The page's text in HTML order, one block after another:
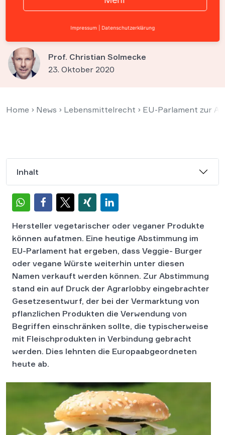
Veggie-Burger und vegane
Prof. Christian Solmecke
23. Oktober 2020
Home › News › Lebensmittelrecht › EU-Parlament zur
Inhalt
Hersteller vegetarischer oder veganer Produkte
können aufatmen. Eine heutige Abstimmung im
EU-Parlament hat ergeben, dass Veggie- Burger
oder vegane Würste weiterhin unter diesen
Namen verkauft werden können. Zur Abstimmung
stand ein auf Druck der Agrarlobby eingebrachter
Gesetzesentwurf, der bei der Vermarktung von
pflanzlichen Produkten die Verwendung von
Begriffen einschränken sollte, die typischerweise
mit Fleischprodukten in Verbindung gebracht
werden. Dies lehnten die Europaabgeordneten
heute ab.
Impressum Datenschutzerklärung